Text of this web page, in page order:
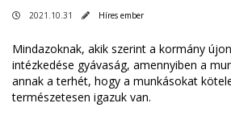
2021.10.31 Híres ember
Mindazoknak, akik szerint a kormány
intézkedése gyávaság, amennyiben a
annak a terhét, hogy a munkásokat
természetesen igazuk van.